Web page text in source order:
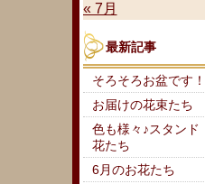
« 7月
最新記事
そろそろお盆です！
お届けの花束たち
色も様々♪スタンド
花たち
6月のお花たち